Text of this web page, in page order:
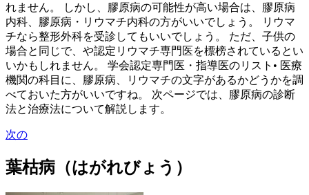
れません。 しかし、膠原病の可能性が高い場合は、膠原病
内科、膠原病・リウマチ内科の方がいいでしょう。 リウマ
チなら整形外科を受診してもいいでしょう。 ただ、子供の
場合と同じで、や認定リウマチ専門医を標榜されているとい
いかもしれません。 学会認定専門医・指導医のリスト• 医療
機関の科目に、膠原病、リウマチの文字があるかどうかを調
べておいた方がいいですね。 次ページでは、膠原病の診断
法と治療法について解説します。
次の
葉枯病（はがれびょう）